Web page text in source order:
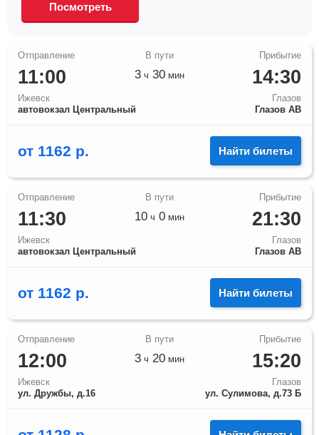
Посмотреть
11:00
Ижевск
автовокзал Центральный
14:30
Глазов
Глазов АВ
3 ч 30 мин
от 1162 р. Найти билеты
11:30
Ижевск
автовокзал Центральный
21:30
Глазов
Глазов АВ
10 ч 0 мин
от 1162 р. Найти билеты
12:00
Ижевск
ул. Дружбы, д.16
15:20
Глазов
ул. Сулимова, д.73 Б
3 ч 20 мин